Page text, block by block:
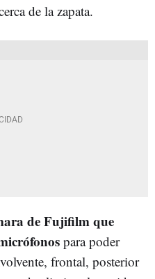
de la zapata.
de Fujifilm que
para poder
frontal, posterior